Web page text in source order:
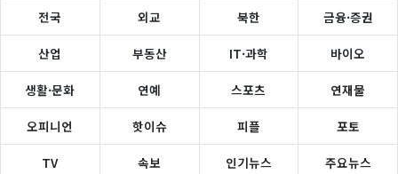
전국 외교 북한 금융·증권
산업 부동산 IT·과학 바이오
생활·문화 연예 스포츠 연재물
오피니언 핫이슈 피플 포토
TV 속보 인기뉴스 주요뉴스